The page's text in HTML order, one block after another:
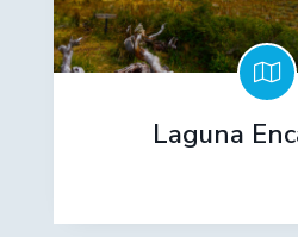
Laguna